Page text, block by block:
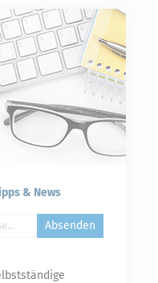
& News
Absenden